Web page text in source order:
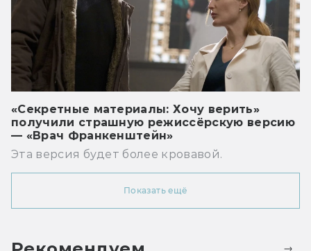
«Секретные материалы: Хочу верить»
получили страшную режиссёрскую версию
— «Врач Франкенштейн»
Эта версия будет более кровавой.
Показать ещё